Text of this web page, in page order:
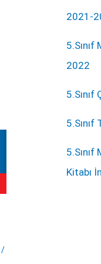
/
2021-
2022
5.Sınıf
Kitabı